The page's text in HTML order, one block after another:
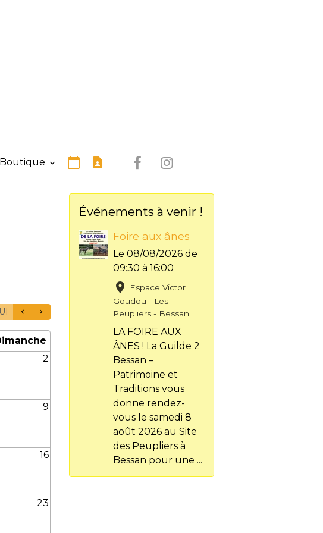
Boutique
2
9
16
23
Événements à venir !
Foire aux ânes
Le 08/08/2026 de
09:30 à 16:00
Espace Victor
Goudou - Les
Peupliers - Bessan
LA FOIRE AUX
ÂNES ! La Guilde 2
Bessan –
Patrimoine et
Traditions vous
donne rendez-
vous le samedi 8
août 2026 au Site
des Peupliers à
Bessan pour une ...